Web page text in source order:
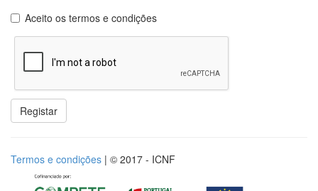
Aceito os termos e condições
Termos e condições | © 2017 - ICNF